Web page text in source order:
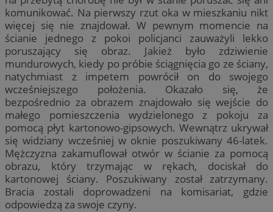
komunikować. Na pierwszy rzut oka w mieszkaniu nikt
więcej się nie znajdował. W pewnym momencie na
ścianie jednego z pokoi policjanci zauważyli lekko
poruszający się obraz. Jakież było zdziwienie
mundurowych, kiedy po próbie ściągnięcia go ze ściany,
natychmiast z impetem powrócił on do swojego
wcześniejszego położenia. Okazało się, że
bezpośrednio za obrazem znajdowało się wejście do
małego pomieszczenia wydzielonego z pokoju za
pomocą płyt kartonowo-gipsowych. Wewnątrz ukrywał
się widziany wcześniej w oknie poszukiwany 46-latek.
Mężczyzna zakamuflował otwór w ścianie za pomocą
obrazu, który trzymając w rękach, dociskał do
kartonowej ściany. Poszukiwany został zatrzymany.
Bracia zostali doprowadzeni na komisariat, gdzie
odpowiedzą za swoje czyny.